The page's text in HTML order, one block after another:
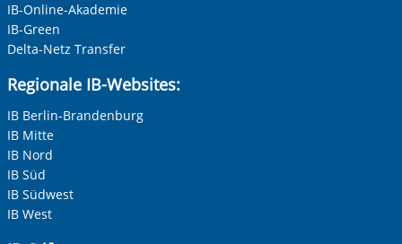
IB-Online-Akademie
IB-Green
Delta-Netz Transfer
Regionale IB-Websites:
IB Berlin-Brandenburg
IB Mitte
IB Nord
IB Süd
IB Südwest
IB West